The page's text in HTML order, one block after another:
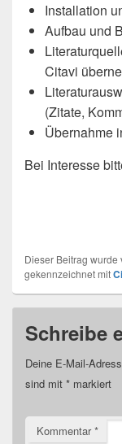
Installation
Aufbau und
Citavi
(Zitate,
Übernahme
Bei Interesse
Dieser Beitrag wurde
gekennzeichnet mit
Schreibe
Deine E-Mail-
sind mit * markiert
Kommentar*